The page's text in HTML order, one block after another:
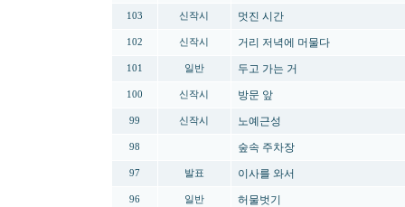
103 신작시 멋진 시간
102 신작시 거리 저녁에 머물다
101 일반 두고 가는 거
100 신작시 방문 앞
99 신작시 노예근성
98 숲속 주차장
97 발표 이사를 와서
96 일반 허물벗기